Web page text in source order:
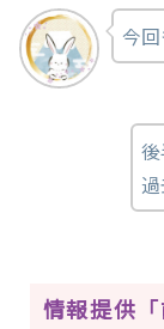
今回
後
情報提供